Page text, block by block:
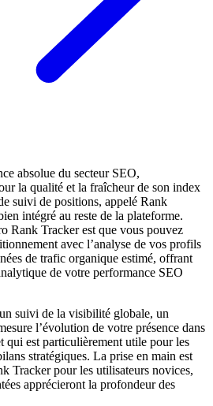
absolue du secteur SEO,
la qualité et la fraîcheur de son index
suivi de positions, appelé Rank
intégré au reste de la plateforme.
Rank Tracker est que vous pouvez
avec l’analyse de vos profils
de trafic organique estimé, offrant
de votre performance SEO
suivi de la visibilité globale, un
l’évolution de votre présence dans
qui est particulièrement utile pour les
stratégiques. La prise en main est
Tracker pour les utilisateurs novices,
apprécieront la profondeur des